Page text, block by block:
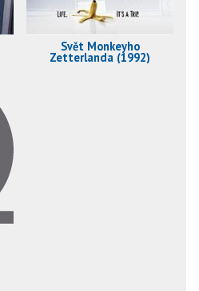
Svět Monkeyho
Zetterlanda (1992)